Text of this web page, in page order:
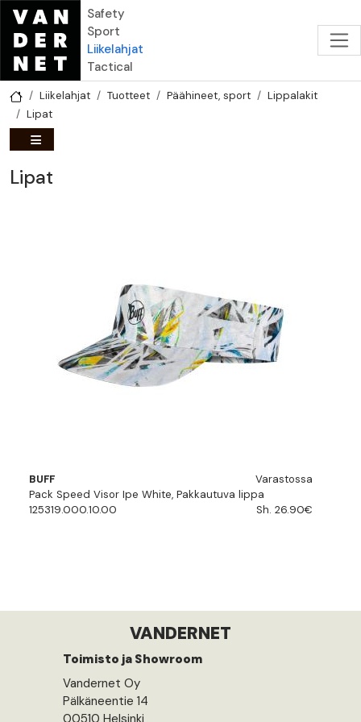
Hyppää pääsisältöön
Safety
Sport
Liikelahjat
Tactical
Liikelahjat Tuotteet Päähineet, sport
Lippalakit
Lipat
Lipat
BUFF
Varastossa
Pack Speed Visor Ipe White, Pakkautuva lippa
125319.000.10.00
Sh. 26.90€
VANDERNET
Toimisto ja Showroom
Vandernet Oy
Pälkäneentie 14